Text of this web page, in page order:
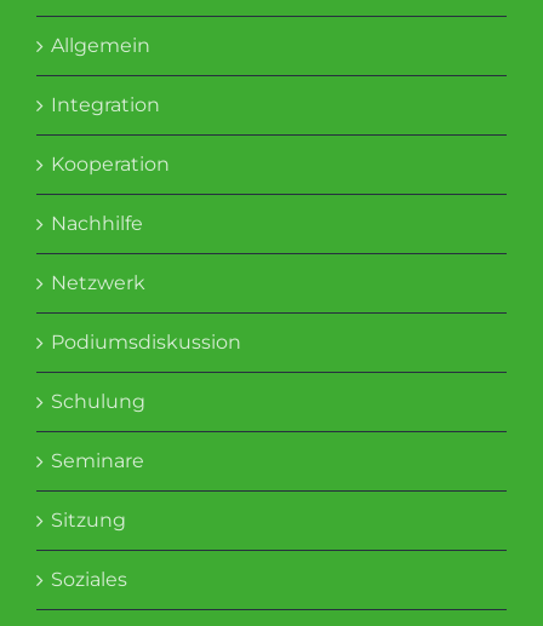
Allgemein
Integration
Kooperation
Nachhilfe
Netzwerk
Podiumsdiskussion
Schulung
Seminare
Sitzung
Soziales